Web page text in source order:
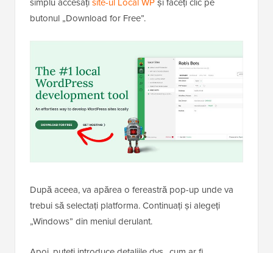
butonul „Download for Free”.
După aceea, va apărea o fereastră pop-up unde va
trebui să selectați platforma. Continuați și alegeți
„Windows” din meniul derulant.